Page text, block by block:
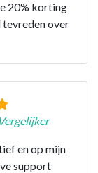
20% korting
tevreden over
en op mijn
support